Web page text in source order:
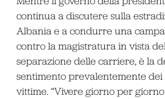
continua a discutere sulla
Albania e a condurre una
contro la magistratura in vista
separazione delle carriere, è la
sentimento prevalentemente
vittime. “Vivere giorno per